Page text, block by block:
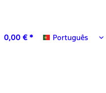
0,00 € * Português
Português